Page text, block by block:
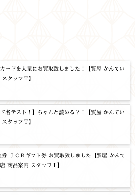
ードを大量にお買取致しました！【質屋 かんてい
タッフＴ】
ド名テスト！】ちゃんと読める？！【質屋 かんてい
タッフＴ】
券 ＪＣＢギフト券 お買取致しました【質屋 かんて
商品案内 スタッフＴ】